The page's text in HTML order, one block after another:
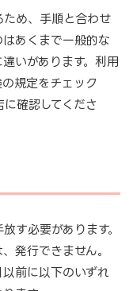
め、手順と合わせ
あくまで一般的な
いがあります。利用
規定をチェック
確認してくださ
す必要があります。
発行できません。
前に以下のいずれ